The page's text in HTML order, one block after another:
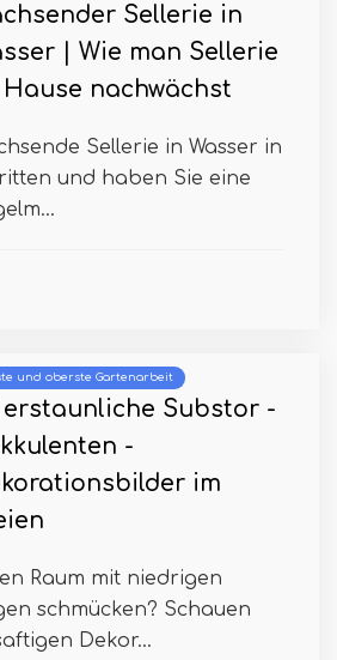
Sellerie in
| Wie man Sellerie
Hause nachwächst
Sellerie in Wasser in
und haben Sie eine
und oberste Gartenarbeit
erstaunliche Substor -
-
im
Raum mit niedrigen
schmücken? Schauen
Dekor...